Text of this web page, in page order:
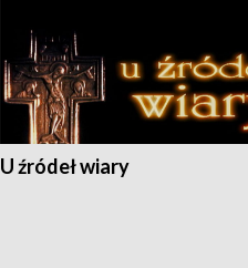
U źródeł wiary